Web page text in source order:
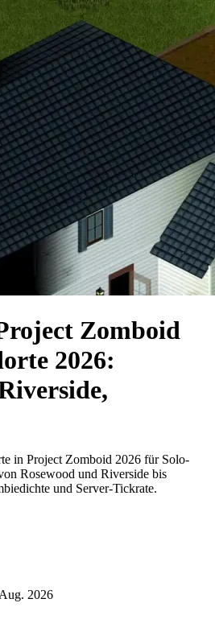
Zomboid
2026:
in Project Zomboid 2026 für Solo-
Rosewood und Riverside bis
und Server-Tickrate.
2026